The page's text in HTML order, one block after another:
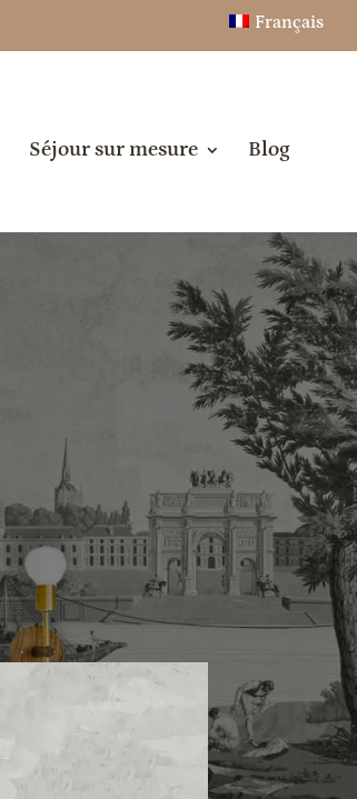
Français
Séjour sur mesure
Blog